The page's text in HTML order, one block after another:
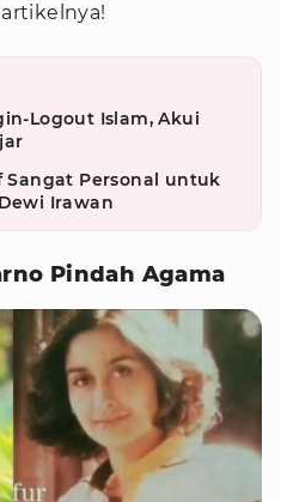
Logout Islam, Akui
Sangat Personal untuk
Irawan
Pindah Agama